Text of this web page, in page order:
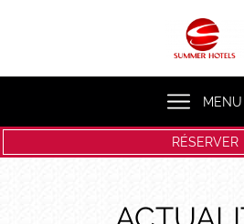
MENU
RÉSERVER